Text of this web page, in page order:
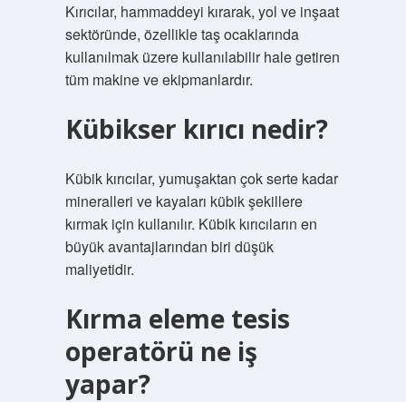
Kırıcılar, hammaddeyi kırarak, yol ve inşaat
sektöründe, özellikle taş ocaklarında
kullanılmak üzere kullanılabilir hale getiren
tüm makine ve ekipmanlardır.
Kübikser kırıcı nedir?
Kübik kırıcılar, yumuşaktan çok serte kadar
mineralleri ve kayaları kübik şekillere
kırmak için kullanılır. Kübik kırıcıların en
büyük avantajlarından biri düşük
maliyetidir.
Kırma eleme tesis
operatörü ne iş
yapar?